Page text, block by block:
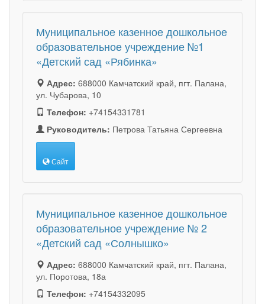
Муниципальное казенное дошкольное
образовательное учреждение №1
«Детский сад «Рябинка»
Адрес: 688000 Камчатский край, пгт. Палана,
ул. Чубарова, 10
Телефон: +74154331781
Руководитель: Петрова Татьяна Сергеевна
Сайт
Муниципальное казенное дошкольное
образовательное учреждение № 2
«Детский сад «Солнышко»
Адрес: 688000 Камчатский край, пгт. Палана,
ул. Поротова, 18а
Телефон: +74154332095